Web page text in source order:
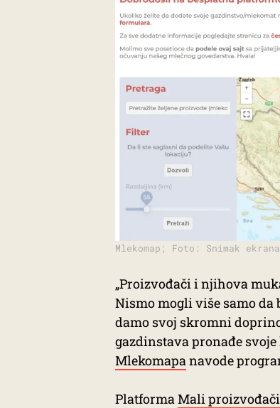
Mlekomap; Foto: Snimak
„Proizvođači i njihova
Nismo mogli više samo
damo svoj skromni
gazdinstava pronađe
Mlekomapa navode
Platforma Mali